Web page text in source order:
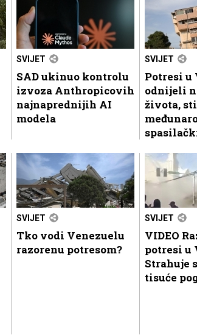
SVIJET
SAD ukinuo kontrolu
izvoza Anthropicovih
najnaprednijih AI
modela
SVIJET
Potresi u
odnijeli
života,
SVIJET
Tko vodi Venezuelu
razorenu potresom?
SVIJET
VIDEO
potresi u
Strahuje
tisuće